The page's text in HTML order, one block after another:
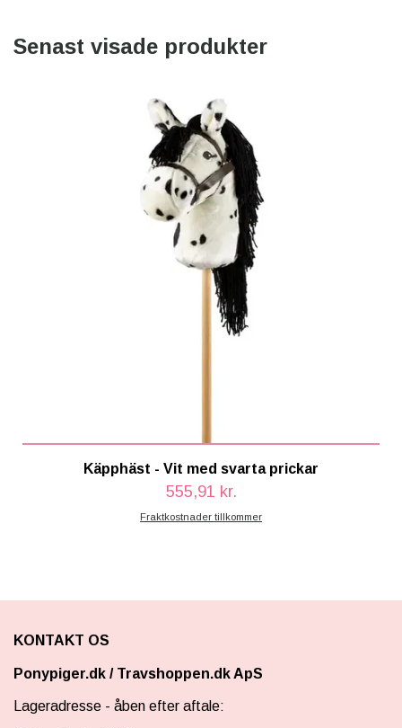
Senast visade produkter
Käpphäst - Vit med svarta prickar
555,91 kr.
Fraktkostnader tillkommer
KONTAKT OS
Ponypiger.dk / Travshoppen.dk ApS
Lageradresse - åben efter aftale: